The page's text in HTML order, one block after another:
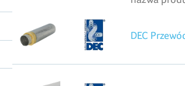
DEC